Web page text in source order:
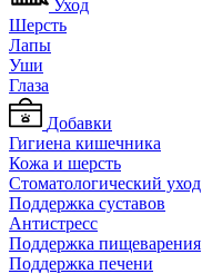
Уход
Шерсть
Лапы
Уши
Глаза
Добавки
Гигиена кишечника
Кожа и шерсть
Cтоматологический уход
Поддержка суставов
Антистресс
Поддержка пищеварения
Поддержка печени